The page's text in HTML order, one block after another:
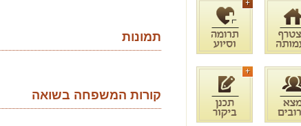
תמונות
קורות המשפחה בשואה